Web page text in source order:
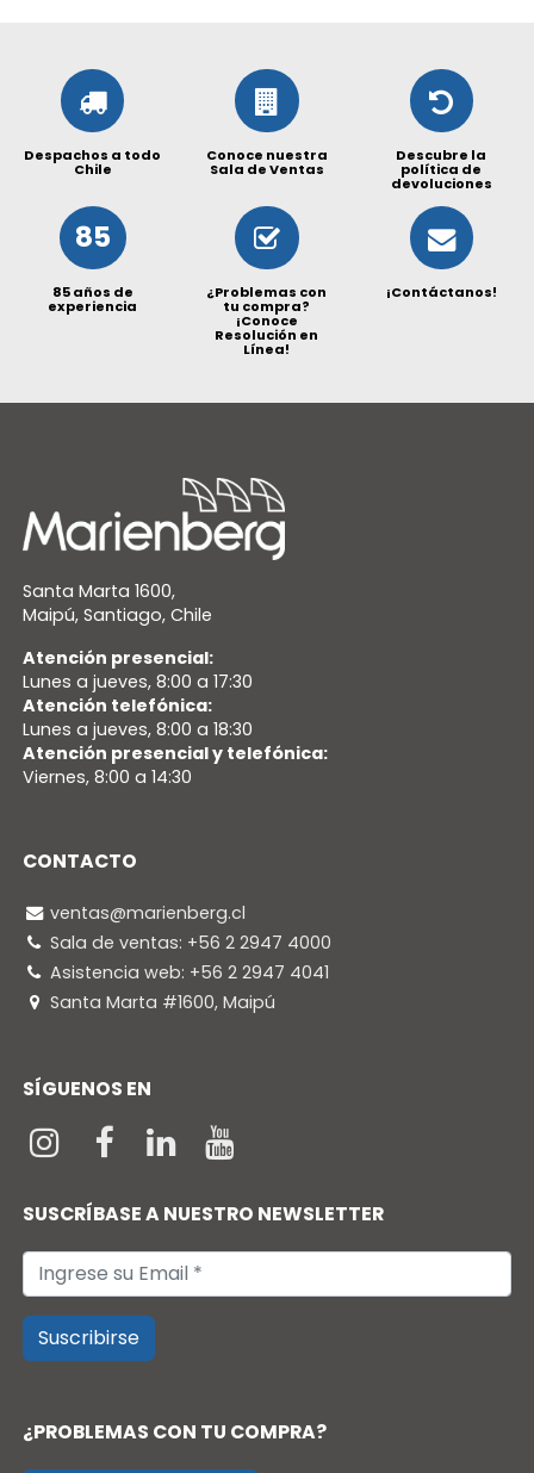
Despachos a todo
Chile
Conoce nuestra
Sala de Ventas
Descubre la
política de
devoluciones
85
85 años de
experiencia
¿Problemas con
tu compra?
¡Conoce
Resolución en
Línea!
¡Contáctanos!
Santa Marta 1600,
Maipú, Santiago, Chile
Atención presencial:
Lunes a jueves, 8:00 a 17:30
Atención telefónica:
Lunes a jueves, 8:00 a 18:30
Atención presencial y telefónica:
Viernes, 8:00 a 14:30
CONTACTO
ventas@marienberg.cl
Sala de ventas: +56 2 2947 4000
Asistencia web: +56 2 2947 4041
Santa Marta #1600, Maipú
SÍGUENOS EN
SUSCRÍBASE A NUESTRO NEWSLETTER
Suscribirse
¿PROBLEMAS CON TU COMPRA?